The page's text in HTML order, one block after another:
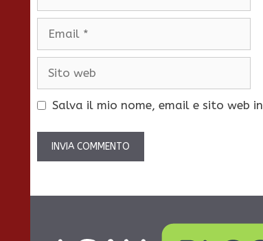
Salva il mio nome, email e sito web